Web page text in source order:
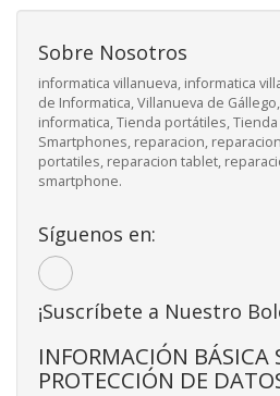
Sobre Nosotros
informatica villanueva, informatica
de Informatica, Villanueva de
informatica, Tienda portátiles,
Smartphones, reparacion,
portatiles, reparacion tablet,
smartphone.
Síguenos en:
¡Suscríbete a Nuestro
INFORMACIÓN BÁSICA
PROTECCIÓN DE